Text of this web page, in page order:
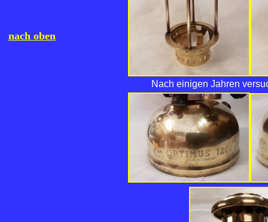
nach oben
Nach einigen Jahren